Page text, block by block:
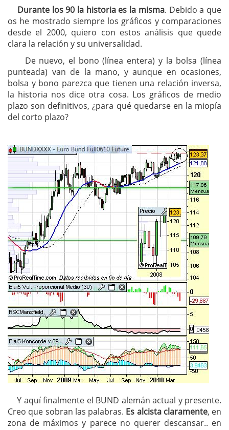
Durante los 90 la historia es la misma. Debido a que
os he mostrado siempre los gráficos y comparaciones
desde el 2000, quiero con estos análisis que quede
clara la relación y su universalidad.
De nuevo, el bono (línea entera) y la bolsa (línea
punteada) van de la mano, y aunque en ocasiones,
bolsa y bono parezca que tienen una relación inversa,
la historia nos dice otra cosa. Los gráficos de medio
plazo son definitivos, ¿para qué quedarse en la miopía
del corto plazo?
Y aquí finalmente el BUND alemán actual y presente.
Creo que sobran las palabras. Es alcista claramente, en
zona de máximos y parece no querer descansar.. en